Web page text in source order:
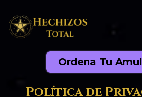
Ordena Tu
Política de